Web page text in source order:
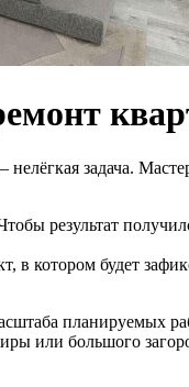
нелёгкая задача.
результат
в котором будет
планируемых
или большого